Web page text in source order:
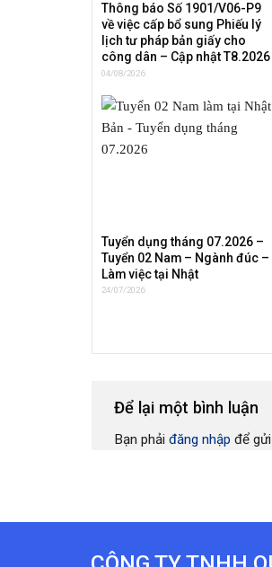
Thông báo Số 1901/V06-P9
về việc cấp bổ sung Phiếu lý
lịch tư pháp bản giấy cho
công dân – Cập nhật T8.2026
04/08/2026
Tuyển dụng tháng 07.2026 –
Tuyển 02 Nam – Ngành đúc –
Làm việc tại Nhật
24/07/2026
Để lại một bình luận
Bạn phải đăng nhập để